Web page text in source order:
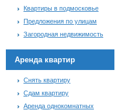
Квартиры в подмосковье
Предложения по улицам
Загородная недвижимость
Аренда квартир
Снять квартиру
Сдам квартиру
Аренда однокомнатных